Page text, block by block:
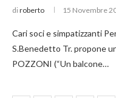
di roberto 15 Novembre
Cari soci e simpatizzanti
S.Benedetto Tr. propone
POZZONI (“Un balcone…